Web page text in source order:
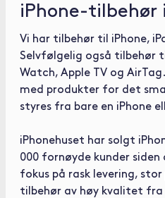
iPhone-tilbehør
Vi har tilbehør til iPhone,
Selvfølgelig også tilbehør
Watch, Apple TV og
med produkter for det
styres fra bare en iPhone
iPhonehuset har solgt
000 fornøyde kunder
fokus på rask levering,
tilbehør av høy kvalitet fra